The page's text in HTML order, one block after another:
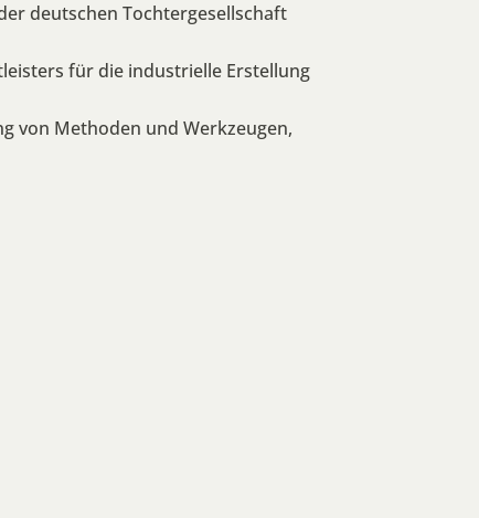
deutschen Tochtergesellschaft
für die industrielle Erstellung
von Methoden und Werkzeugen,